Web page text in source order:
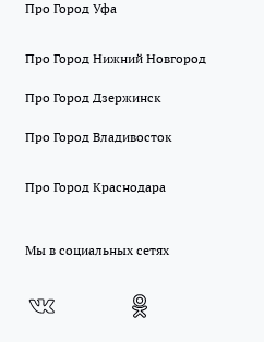
Про Город Уфа
Про Город Нижний Новгород
Про Город Дзержинск
Про Город Владивосток
Про Город Краснодара
Мы в социальных сетях